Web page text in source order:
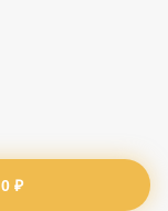
0 ₽